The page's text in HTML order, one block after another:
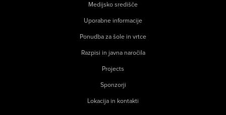
Medijsko središče
Uporabne informacije
Ponudba za šole in vrtce
Razpisi in javna naročila
Projects
Sponzorji
Lokacija in kontakti